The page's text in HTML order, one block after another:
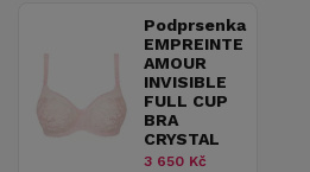
Podprsenka
EMPREINTE
AMOUR
INVISIBLE
FULL CUP
BRA
CRYSTAL
3 650 Kč